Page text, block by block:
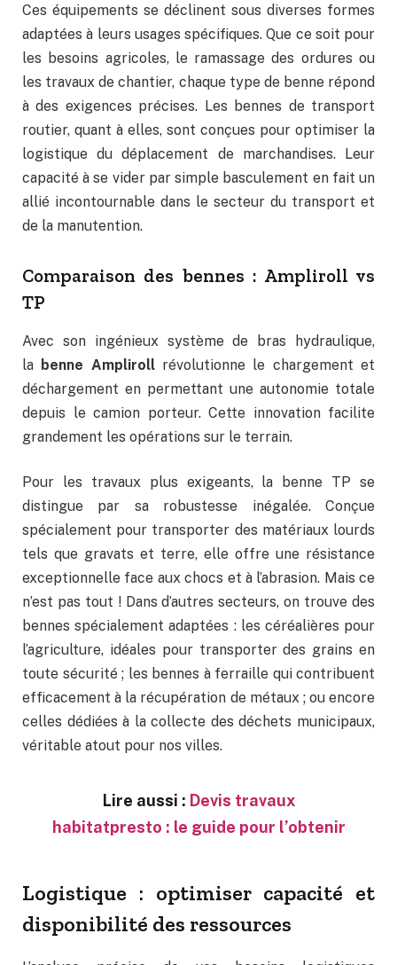
Ces équipements se déclinent sous diverses formes
adaptées à leurs usages spécifiques. Que ce soit pour
les besoins agricoles, le ramassage des ordures ou
les travaux de chantier, chaque type de benne répond
à des exigences précises. Les bennes de transport
routier, quant à elles, sont conçues pour optimiser la
logistique du déplacement de marchandises. Leur
capacité à se vider par simple basculement en fait un
allié incontournable dans le secteur du transport et
de la manutention.
Comparaison des bennes : Ampliroll vs
TP
Avec son ingénieux système de bras hydraulique,
la benne Amplirollrévolutionne le chargement et
déchargement en permettant une autonomie totale
depuis le camion porteur. Cette innovation facilite
grandement les opérations sur le terrain.
Pour les travaux plus exigeants, la benne TP se
distingue par sa robustesse inégalée. Conçue
spécialement pour transporter des matériaux lourds
tels que gravats et terre, elle offre une résistance
exceptionnelle face aux chocs et à l’abrasion. Mais ce
n’est pas tout ! Dans d’autres secteurs, on trouve des
bennes spécialement adaptées : les céréalières pour
l’agriculture, idéales pour transporter des grains en
toute sécurité ; les bennes à ferraille qui contribuent
efficacement à la récupération de métaux ; ou encore
celles dédiées à la collecte des déchets municipaux,
véritable atout pour nos villes.
Lire aussi : Devis travaux
habitatpresto : le guide pour l’obtenir
Logistique : optimiser capacité et
disponibilité des ressources